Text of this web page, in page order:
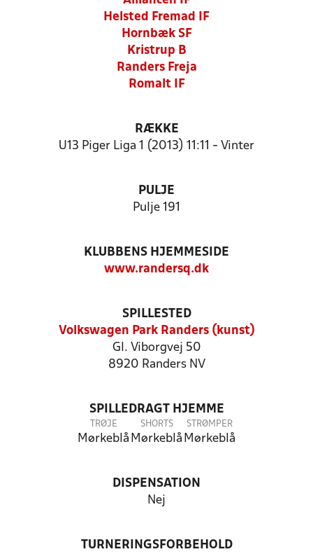
Helsted Fremad IF
Hornbæk SF
Kristrup B
Randers Freja
Romalt IF
RÆKKE
U13 Piger Liga 1 (2013) 11:11 - Vinter
PULJE
Pulje 191
KLUBBENS HJEMMESIDE
www.randersq.dk
SPILLESTED
Volkswagen Park Randers (kunst)
Gl. Viborgvej 50
8920 Randers NV
SPILLEDRAGT HJEMME
TRØJE
Mørkeblå
SHORTS
Mørkeblå
STRØMPER
Mørkeblå
DISPENSATION
Nej
TURNERINGSFORBEHOLD